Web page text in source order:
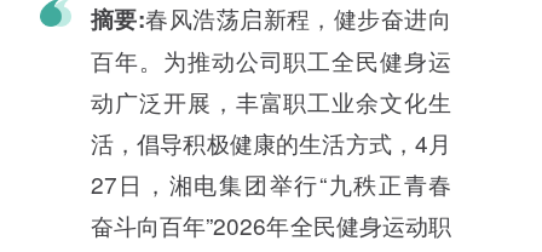
摘要:春风浩荡启新程，健步奋进向
百年。为推动公司职工全民健身运
动广泛开展，丰富职工业余文化生
活，倡导积极健康的生活方式，4月
27日，湘电集团举行“九秩正青春
奋斗向百年”2026年全民健身运动职